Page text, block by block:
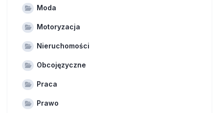
Moda
Motoryzacja
Nieruchomości
Obcojęzyczne
Praca
Prawo